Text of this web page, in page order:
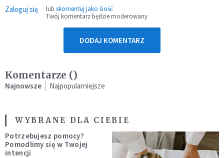
Zaloguj się lub skomentuj jako Gość
Twój komentarz będzie moderowany
DODAJ KOMENTARZ
Komentarze ()
Najnowsze Najpopularniejsze
WYBRANE DLA CIEBIE
Potrzebujesz pomocy?
Pomodlimy się w Twojej
intencji